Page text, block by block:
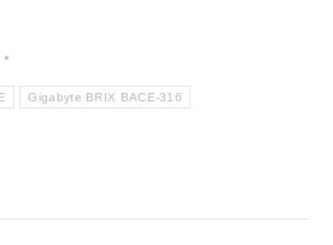
Gigabyte BRIX BACE-316